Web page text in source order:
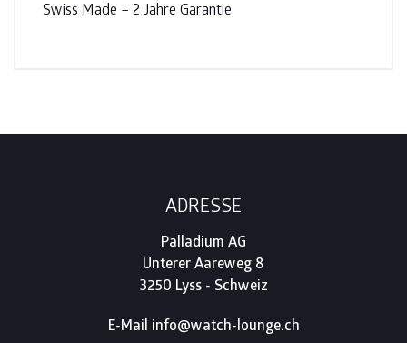
Swiss Made – 2 Jahre Garantie
ADRESSE
Palladium AG
Unterer Aareweg 8
3250 Lyss - Schweiz
E-Mail info@watch-lounge.ch